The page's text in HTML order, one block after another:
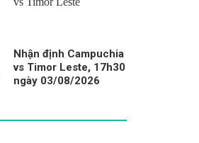
Nhận định Campuchia
vs Timor Leste, 17h30
ngày 03/08/2026